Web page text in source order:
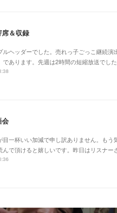
＆収録
ルヘッダーでした。売れっ子ごっこ継続
であります。先週は2時間の短縮放送でし
会
目一杯いい加減で申し訳ありません。も
んで頂けると嬉しいです。昨日はリスナ